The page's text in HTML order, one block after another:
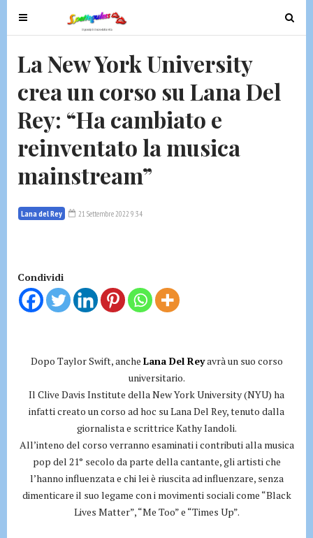
T
o
e
n
v
g
t
T
o
La New York University
crea un corso su Lana Del
Rey: “Ha cambiato e
reinventato la musica
mainstream”
Lana del Rey 21 Settembre 2022 9:34
Condividi
Dopo Taylor Swift, anche Lana Del Reyavrà un suo corso
universitario.
Il Clive Davis Institute della New York University (NYU) ha
infatti creato un corso ad hoc su Lana Del Rey, tenuto dalla
giornalista e scrittrice Kathy Iandoli.
All’inteno del corso verranno esaminati i contributi alla musica
pop del 21° secolo da parte della cantante, gli artisti che
l’hanno influenzata e chi lei è riuscita ad influenzare, senza
dimenticare il suo legame con i movimenti sociali come “Black
Lives Matter”, “Me Too” e “Times Up”.